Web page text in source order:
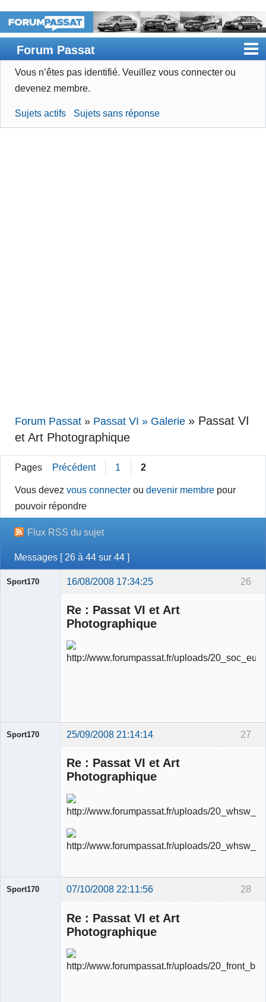
Forum Passat
Accueil
Devenir membre
Vous n’êtes pas identifié. Veuillez vous connecter ou
devenez membre.
Sujets actifs Sujets sans réponse
Forum Passat » Passat VI » Galerie » Passat VI
et Art Photographique
Pages Précédent 1 2
Vous devezvous connecter oudevenir membre pour
pouvoir répondre
Flux RSS du sujet
Messages [ 26 à 44 sur 44 ]
26
Sport170 16/08/2008 17:34:25
Re : Passat VI et Art
Photographique
27
Sport170 25/09/2008 21:14:14
Re : Passat VI et Art
Photographique
28
Sport170 07/10/2008 22:11:56
Re : Passat VI et Art
Photographique